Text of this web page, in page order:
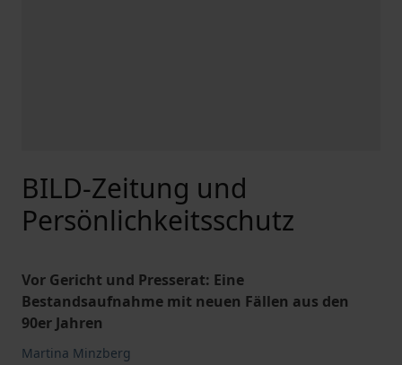
BILD-Zeitung und
Persönlichkeitsschutz
Vor Gericht und Presserat: Eine
Bestandsaufnahme mit neuen Fällen aus den
90er Jahren
Martina Minzberg